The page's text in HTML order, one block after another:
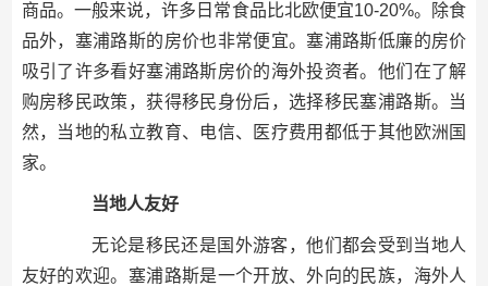
商品。一般来说，许多日常食品比北欧便宜10-20%。除食
品外，塞浦路斯的房价也非常便宜。塞浦路斯低廉的房价
吸引了许多看好塞浦路斯房价的海外投资者。他们在了解
购房移民政策，获得移民身份后，选择移民塞浦路斯。当
然，当地的私立教育、电信、医疗费用都低于其他欧洲国
家。
当地人友好
无论是移民还是国外游客，他们都会受到当地人
友好的欢迎。塞浦路斯是一个开放、外向的民族，海外人